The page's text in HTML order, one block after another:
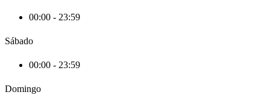
00:00 - 23:59
Sábado
00:00 - 23:59
Domingo